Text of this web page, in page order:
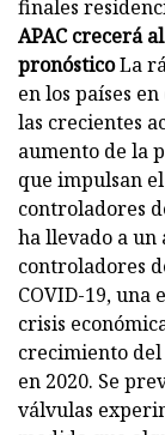
finales
APAC crecerá
pronósticoLa
en los países
las crecientes
aumento de la
que impulsan
controladores
ha llevado a un
controladores
COVID-19,
crisis
crecimiento
en 2020. Se
válvulas